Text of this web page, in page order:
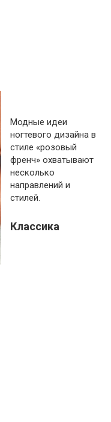
Модные идеи
ногтевого дизайна в
стиле «розовый
френч» охватывают
несколько
направлений и
стилей.
Классика